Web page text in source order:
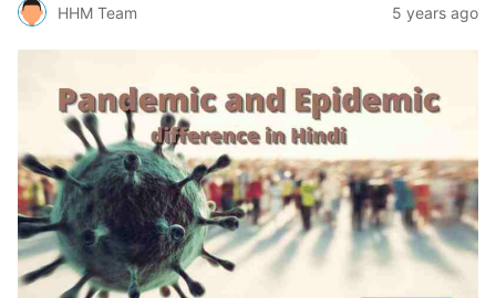
HHM Team 5 years ago